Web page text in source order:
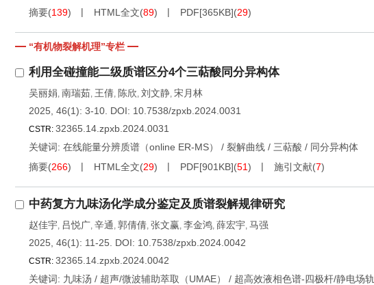
摘要(139) HTML全文(89) PDF[365KB](29)
“有机物裂解机理”专栏
利用全碰撞能二级质谱区分4个三萜酸同分异构体
吴丽娟, 南瑞茹, 王倩, 陈欣, 刘文静, 宋月林
2025, 46(1): 3-10. DOI: 10.7538/zpxb.2024.0031
CSTR: 32365.14.zpxb.2024.0031
关键词: 在线能量分辨质谱（online ER-MS） / 裂解曲线 / 三萜酸 / 同分异构体
摘要(266) HTML全文(29) PDF[901KB](51) 施引文献(7)
中药复方九味汤化学成分鉴定及质谱裂解规律研究
赵佳宇, 吕悦广, 辛通 , 郭倩倩, 张文赢, 李金鸿, 薛宏宇, 马强
2025, 46(1): 11-25.
DOI: 10.7538/zpxb.2024.0042
CSTR: 32365.14.zpxb.2024.0042
关键词: 九味汤 / 超声/微波辅助萃取（UMAE） / 超高效液相色谱-四极杆/静电场